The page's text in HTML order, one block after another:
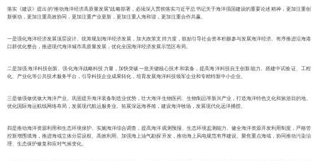
落实《建议》提出的“推动海洋经济高质量发展”战略部署，必须深入贯彻落实习近平总书记关于海洋强国建设的重要论述精神，更加注重创
新驱动，更加注重高效协同，更加注重产业更新，更加注重人海和谐，更加注重合作共赢。
一是强化海洋经济发展顶层设计。统筹规划海洋经济发展，加大政策支持力度，鼓励引导社会资本积极参与发展海洋经济。有序推进沿海港
口群优化整合，推进现代海洋城市高质量发展，优化全国海洋经济发展示范区布局。
二是加强海洋科技创新。强化海洋战略科技力量，加快突破一批关键核心技术和装备，提高海洋科技自主创新能力。搭建中试验证、工程
化、产业化等公共技术服务平台，引导科技企业成果转化，培育发展海洋科技领军企业和专精特新中小企业。
三是做强做优做大海洋产业。巩固提升海洋装备制造业优势，壮大海洋生物医药、生物制品等新兴产业，打造海洋特色文化和旅游目的地。
优化国际海运航线网络布局，发展现代航运服务业。拓展深远海养殖，建设海洋牧场，发展现代化远洋捕捞。
四是推动海洋资源利用和生态环境保护。实施海洋综合调查，提高海洋观测预报、生态环境监测能力。健全海洋资源开发利用制度，严格管
控新增围填海，推进海域立体分层设权、高效利用。加强海上油气勘探开发，推动海上风电规范有序建设。聚焦重点海域，协同推动污染治
理、生态保护修复和应对气候变化。